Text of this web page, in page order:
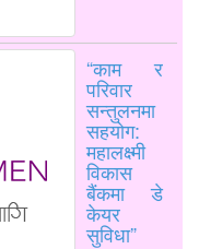
“काम र
परिवार
सन्तुलनमा
सहयोग:
महालक्ष्मी
विकास
बैंकमा डे
केयर
सुविधा”